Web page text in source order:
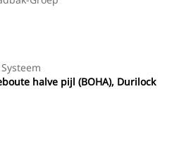
halve pijl (BOHA), Durilock